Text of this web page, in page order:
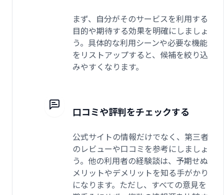
まず、自分がそのサービスを利用する
目的や期待する効果を明確にしましょ
う。具体的な利用シーンや必要な機能
をリストアップすると、候補を絞り込
みやすくなります。
口コミや評判をチェックする
公式サイトの情報だけでなく、第三者
のレビューや口コミを参考にしましょ
う。他の利用者の経験談は、予期せぬ
メリットやデメリットを知る手がかり
になります。ただし、すべての意見を